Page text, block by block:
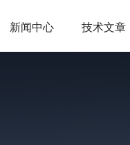
新闻中心 技术文章